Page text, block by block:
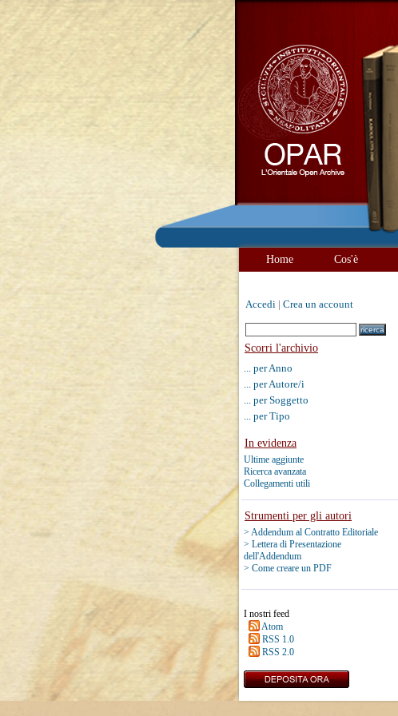
Home Cos'è
Accedi Crea un account
Scorri l'archivio
... per Anno
... per Autore/i
... per Soggetto
... per Tipo
In evidenza
Ultime aggiunte
Ricerca avanzata
Collegamenti utili
Strumenti per gli autori
> Addendum al Contratto Editoriale
> Lettera di Presentazione
dell'Addendum
> Come creare un PDF
I nostri feed
Atom
RSS 1.0
RSS 2.0